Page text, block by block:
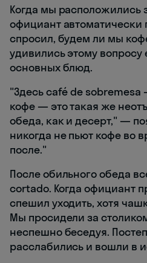
Когда мы расположились
официант
спросил, будем ли мы
удивились этому вопросу
основных блюд.
"Здесь café de
кофе — это такая же
обеда, как и десерт," —
никогда не пьют кофе во
после."
После обильного обеда
cortado. Когда официант
спешил уходить, хотя
Мы просидели за
неспешно беседуя.
расслабились и вошли в